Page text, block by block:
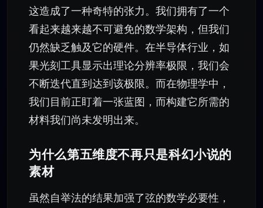
这造成了一种奇特的张力。我们拥有了一个
看起来越来越不可避免的数学架构，但我们
仍然缺乏触及它的硬件。在半导体行业，如
果光刻工具显示出理论分辨率极限，我们会
不断迭代直到达到该极限。而在物理学中，
我们目前正盯着一张蓝图，而构建它所需的
材料我们尚未发明出来。
为什么第五维度不再只是科幻小说的
素材
虽然自举法的结果加强了弦的数学必要性，